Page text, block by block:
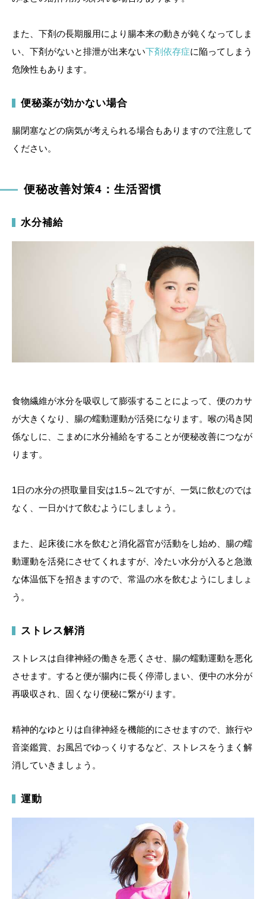
また、下剤の長期服用により腸本来の動きが鈍くなってしま
い、下剤がないと排泄が出来ない下剤依存症に陥ってしまう
危険性もあります。
便秘薬が効かない場合
腸閉塞などの病気が考えられる場合もありますので注意して
ください。
便秘改善対策4：生活習慣
水分補給
食物繊維が水分を吸収して膨張することによって、便のカサ
が大きくなり、腸の蠕動運動が活発になります。喉の渇き関
係なしに、こまめに水分補給をすることが便秘改善につなが
ります。
1日の水分の摂取量目安は1.5～2Lですが、一気に飲むのでは
なく、一日かけて飲むようにしましょう。
また、起床後に水を飲むと消化器官が活動をし始め、腸の蠕
動運動を活発にさせてくれますが、冷たい水分が入ると急激
な体温低下を招きますので、常温の水を飲むようにしましょ
う。
ストレス解消
ストレスは自律神経の働きを悪くさせ、腸の蠕動運動を悪化
させます。すると便が腸内に長く停滞しまい、便中の水分が
再吸収され、固くなり便秘に繋がります。
精神的なゆとりは自律神経を機能的にさせますので、旅行や
音楽鑑賞、お風呂でゆっくりするなど、ストレスをうまく解
消していきましょう。
運動